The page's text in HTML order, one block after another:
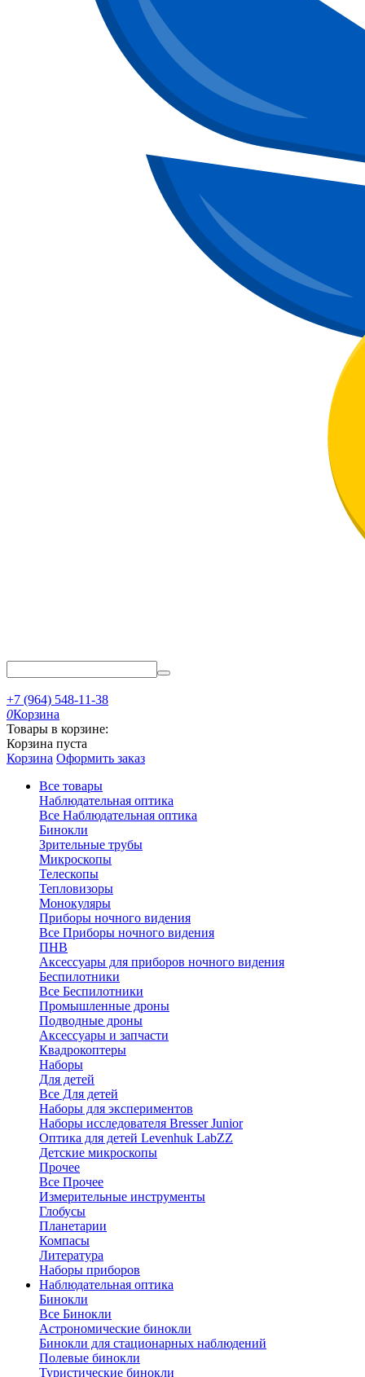
+7 (964) 548-11-38
0Корзина
Товары в корзине:
Корзина пуста
Корзина Оформить заказ
Все товары
Наблюдательная оптика
Все Наблюдательная оптика
Бинокли
Зрительные трубы
Микроскопы
Телескопы
Тепловизоры
Монокуляры
Приборы ночного видения
Все Приборы ночного видения
ПНВ
Аксессуары для приборов ночного видения
Беспилотники
Все Беспилотники
Промышленные дроны
Подводные дроны
Аксессуары и запчасти
Квадрокоптеры
Наборы
Для детей
Все Для детей
Наборы для экспериментов
Наборы исследователя Bresser Junior
Оптика для детей Levenhuk LabZZ
Детские микроскопы
Прочее
Все Прочее
Измерительные инструменты
Глобусы
Планетарии
Компасы
Литература
Наборы приборов
Наблюдательная оптика
Бинокли
Все Бинокли
Астрономические бинокли
Бинокли для стационарных наблюдений
Полевые бинокли
Туристические бинокли